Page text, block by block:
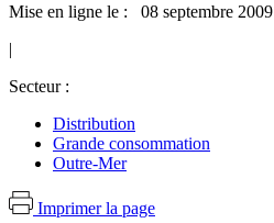
Mise en ligne le : 08 septembre 2009
|
Secteur :
Distribution
Grande consommation
Outre-Mer
Imprimer la page